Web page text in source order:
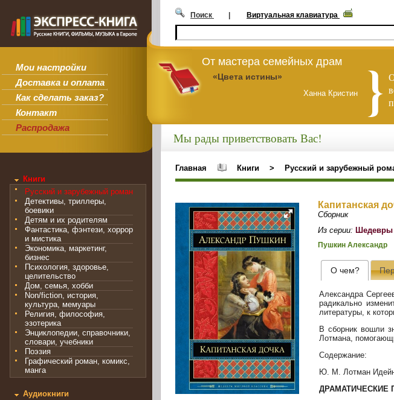
Мои настройки
Доставка и оплата
Как сделать заказ?
Контакт
Распродажа
Поиск | Виртуальная клавиатура
От мастера семейных драм
«Цвета истины»
Ханна Кристин
Книги
Русский и зарубежный роман
Детективы, триллеры,
боевики
Детям и их родителям
Фантастика, фэнтези, хоррор
и мистика
Экономика, маркетинг,
бизнес
Психология, здоровье,
целительство
Дом, семья, хобби
Non/fiction, история,
культура, мемуары
Религия, философия,
эзотерика
Энциклопедии, справочники,
словари, учебники
Поэзия
Графический роман, комикс,
манга
Аудиокниги
Мы рады приветствовать Вас!
Главная Книги > Русский и зарубежный
Капитанская
Сборник
Из серии: Шедевры
Пушкин Александр
О чем?
Александра
радикально
литературы, к
В сборник вошли
Лотмана,
Содержание:
Ю. М. Лотман
ДРАМАТИЧЕСКИЕ